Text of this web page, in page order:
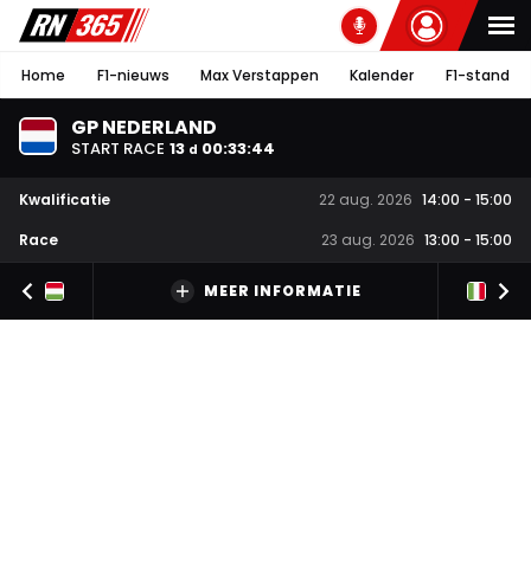
Home F1-nieuws Max Verstappen Kalender F1-stand
GP NEDERLAND
START RACE 13 d 00:33:43
Kwalificatie 22 aug. 2026 14:00 - 15:00
Race
23 aug. 2026 13:00 - 15:00
MEER INFORMATIE